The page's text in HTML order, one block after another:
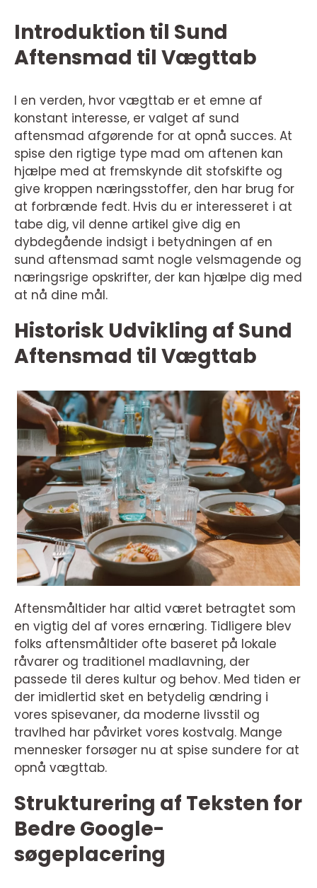
Introduktion til Sund
Aftensmad til Vægttab
I en verden, hvor vægttab er et emne af
konstant interesse, er valget af sund
aftensmad afgørende for at opnå succes. At
spise den rigtige type mad om aftenen kan
hjælpe med at fremskynde dit stofskifte og
give kroppen næringsstoffer, den har brug for
at forbrænde fedt. Hvis du er interesseret i at
tabe dig, vil denne artikel give dig en
dybdegående indsigt i betydningen af en
sund aftensmad samt nogle velsmagende og
næringsrige opskrifter, der kan hjælpe dig med
at nå dine mål.
Historisk Udvikling af Sund
Aftensmad til Vægttab
Aftensmåltider har altid været betragtet som
en vigtig del af vores ernæring. Tidligere blev
folks aftensmåltider ofte baseret på lokale
råvarer og traditionel madlavning, der
passede til deres kultur og behov. Med tiden er
der imidlertid sket en betydelig ændring i
vores spisevaner, da moderne livsstil og
travlhed har påvirket vores kostvalg. Mange
mennesker forsøger nu at spise sundere for at
opnå vægttab.
Strukturering af Teksten for
Bedre Google-
søgeplacering